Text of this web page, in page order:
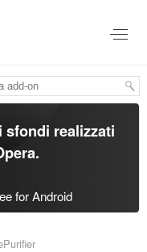
realizzati
.
for Android